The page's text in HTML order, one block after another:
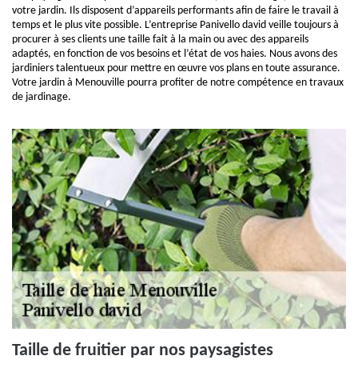
votre jardin. Ils disposent d’appareils performants afin de faire le travail à
temps et le plus vite possible. L’entreprise Panivello david veille toujours à
procurer à ses clients une taille fait à la main ou avec des appareils
adaptés, en fonction de vos besoins et l’état de vos haies. Nous avons des
jardiniers talentueux pour mettre en œuvre vos plans en toute assurance.
Votre jardin à Menouville pourra profiter de notre compétence en travaux
de jardinage.
Taille de fruitier par nos paysagistes